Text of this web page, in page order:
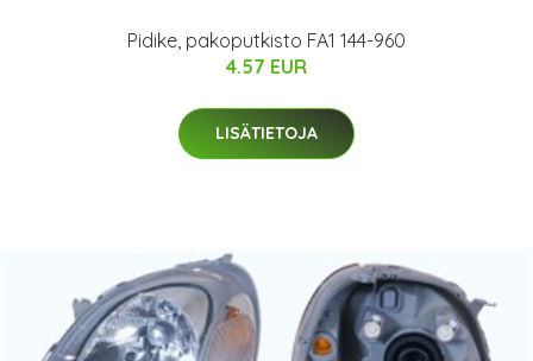
Pidike, pakoputkisto FA1 144-960
4.57 EUR
LISÄTIETOJA